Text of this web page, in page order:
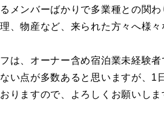
メンバーばかりで多業種との関わ
、物産など、来られた方々へ様々
は、オーナー含め宿泊業未経験者
い点が多数あると思いますが、1
りますので、よろしくお願いしま